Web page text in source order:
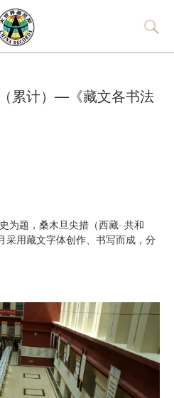
累计）—《藏文各书法
为题，桑木旦尖措（西藏· 共和
采用藏文字体创作、书写而成，分